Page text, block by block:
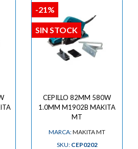
CEPILLO 82MM 580W
1.0MM M1902B MAKITA
MT
MARCA:MAKITA MT
SKU: CEP0202
-21%
SIN STOCK